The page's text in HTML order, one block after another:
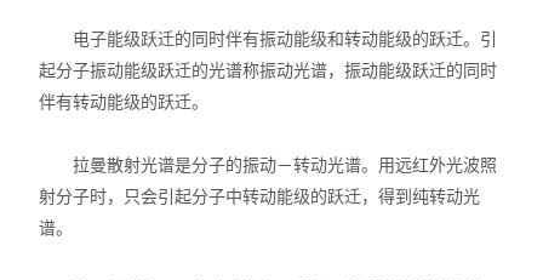
扫描探针显微镜/原子力
低温恒温器
电子能级跃迁的同时伴有振动能级和转动能级的跃迁。引
起分子振动能级跃迁的光谱称振动光谱，振动能级跃迁的同时
伴有转动能级的跃迁。
拉曼散射光谱是分子的振动－转动光谱。用远红外光波照
射分子时，只会引起分子中转动能级的跃迁，得到纯转动光
谱。